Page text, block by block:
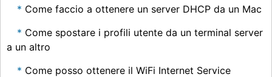
Come faccio a ottenere un server DHCP da un Mac
Come spostare i profili utente da un terminal server
a un altro
Come posso ottenere il WiFi Internet Service